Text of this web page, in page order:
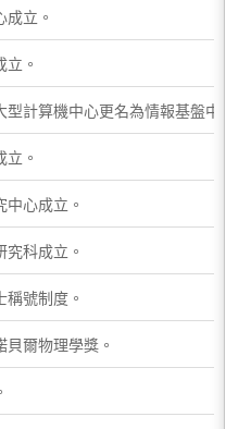
立。
。
型計算機中心更名為情報基盤中
立。
心成立。
究科成立。
號制度。
爾物理學獎。